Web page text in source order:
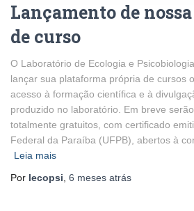
Lançamento de
de curso
O Laboratório de Ecologia e
lançar sua plataforma própria de cursos
acesso à formação científica e à
produzido no laboratório. Em breve
totalmente gratuitos, com certificado
Federal da Paraíba (UFPB), abertos à
Leia mais
Por lecopsi, 6 meses atrás